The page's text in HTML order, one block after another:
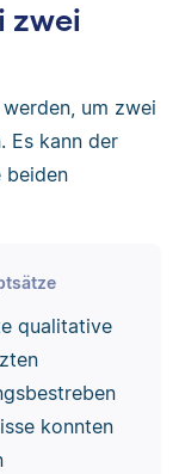
zwei
um zwei
Es kann der
beiden
qualitative
konnten